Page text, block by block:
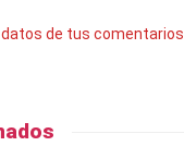
de tus comentarios.